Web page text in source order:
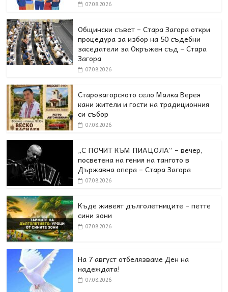
07.08.2026
Общински съвет – Стара Загора откри
процедура за избор на 50 съдебни
заседатели за Окръжен съд – Стара
Загора
07.08.2026
Старозагорското село Малка Верея
кани жители и гости на традиционния
си събор
07.08.2026
„С ПОЧИТ КЪМ ПИАЦОЛА“ – вечер,
посветена на гения на тангото в
Държавна опера – Стара Загора
07.08.2026
Къде живеят дълголетниците – петте
сини зони
07.08.2026
На 7 август отбелязваме Ден на
надеждата!
07.08.2026